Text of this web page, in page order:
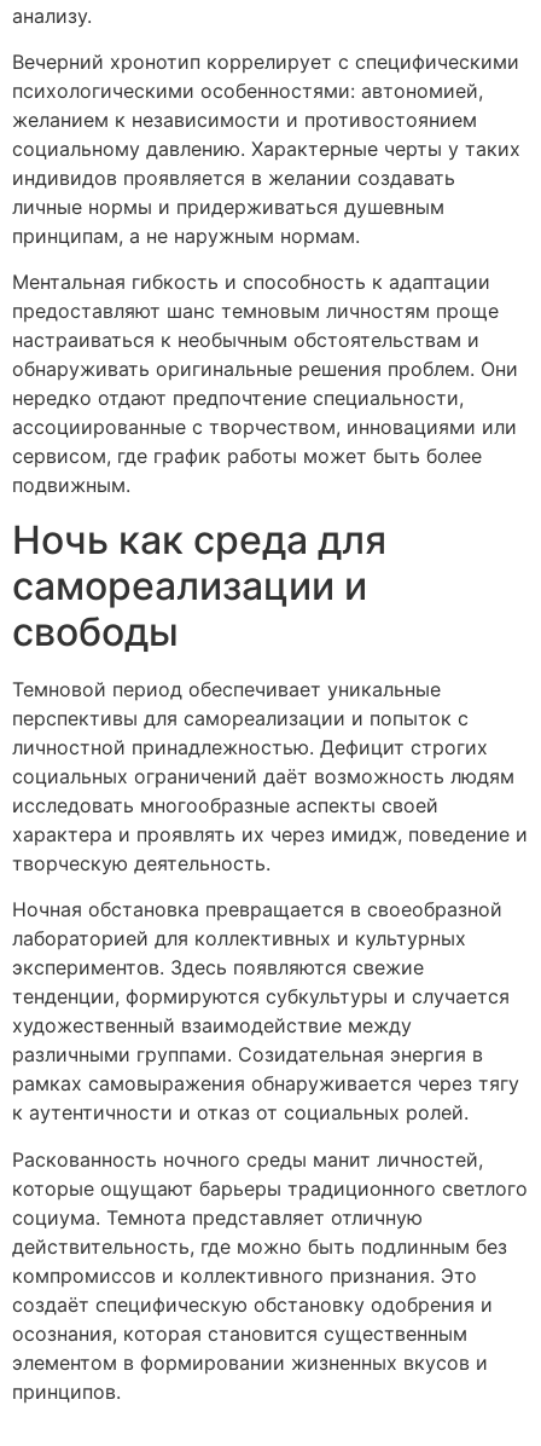
анализу.
Вечерний хронотип коррелирует с специфическими
психологическими особенностями: автономией,
желанием к независимости и противостоянием
социальному давлению. Характерные черты у таких
индивидов проявляется в желании создавать
личные нормы и придерживаться душевным
принципам, а не наружным нормам.
Ментальная гибкость и способность к адаптации
предоставляют шанс темновым личностям проще
настраиваться к необычным обстоятельствам и
обнаруживать оригинальные решения проблем. Они
нередко отдают предпочтение специальности,
ассоциированные с творчеством, инновациями или
сервисом, где график работы может быть более
подвижным.
Ночь как среда для
самореализации и
свободы
Темновой период обеспечивает уникальные
перспективы для самореализации и попыток с
личностной принадлежностью. Дефицит строгих
социальных ограничений даёт возможность людям
исследовать многообразные аспекты своей
характера и проявлять их через имидж, поведение и
творческую деятельность.
Ночная обстановка превращается в своеобразной
лабораторией для коллективных и культурных
экспериментов. Здесь появляются свежие
тенденции, формируются субкультуры и случается
художественный взаимодействие между
различными группами. Созидательная энергия в
рамках самовыражения обнаруживается через тягу
к аутентичности и отказ от социальных ролей.
Раскованность ночного среды манит личностей,
которые ощущают барьеры традиционного светлого
социума. Темнота представляет отличную
действительность, где можно быть подлинным без
компромиссов и коллективного признания. Это
создаёт специфическую обстановку одобрения и
осознания, которая становится существенным
элементом в формировании жизненных вкусов и
принципов.